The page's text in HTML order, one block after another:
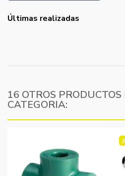
Últimas realizadas
16 OTROS
CATEGORIA: